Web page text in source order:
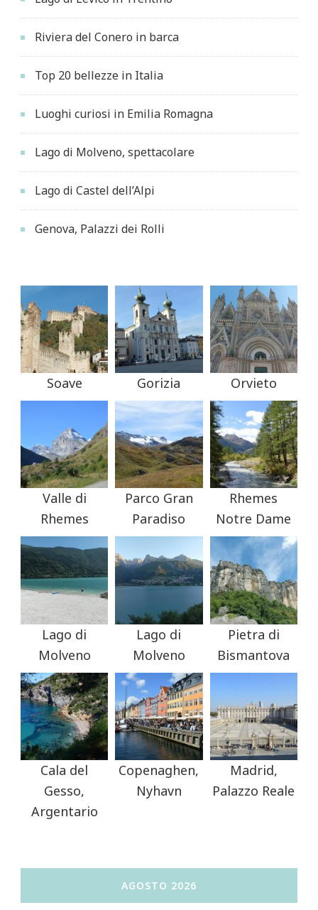
Riviera del Conero in barca
Top 20 bellezze in Italia
Luoghi curiosi in Emilia Romagna
Lago di Molveno, spettacolare
Lago di Castel dell’Alpi
Genova, Palazzi dei Rolli
Soave Gorizia Orvieto
Valle di
Rhemes
Parco Gran
Paradiso
Rhemes
Notre Dame
Lago di
Molveno
Lago di
Molveno
Pietra di
Bismantova
Cala del
Gesso,
Argentario
Copenaghen,
Nyhavn
Madrid,
Palazzo Reale
AGOSTO 2026